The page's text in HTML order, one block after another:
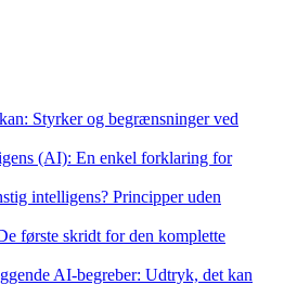
Styrker og begrænsninger ved
(AI): En enkel forklaring for
intelligens? Principper uden
første skridt for den komplette
AI-begreber: Udtryk, det kan